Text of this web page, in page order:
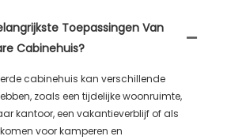
Toepassingen Van
Cabinehuis?
cabinehuis kan verschillende
zoals een tijdelijke woonruimte,
kantoor, een vakantieverblijf of als
voor kamperen en